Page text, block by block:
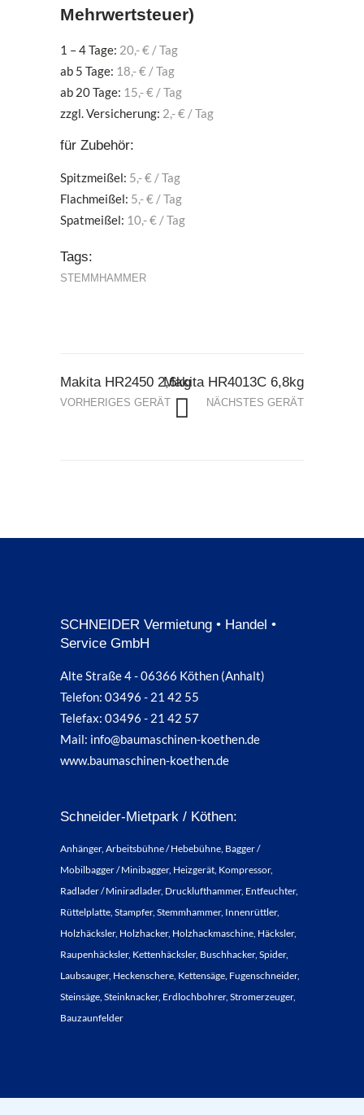
Mehrwertsteuer)
1 – 4 Tage: 20,- € / Tag
ab 5 Tage: 18,- € / Tag
ab 20 Tage: 15,- € / Tag
zzgl. Versicherung: 2,- € / Tag
für Zubehör:
Spitzmeißel: 5,- € / Tag
Flachmeißel: 5,- € / Tag
Spatmeißel: 10,- € / Tag
Tags:
STEMMHAMMER
Makita HR2450 2,6kg
VORHERIGES GERÄT
Makita HR4013C 6,8kg
NÄCHSTES GERÄT
SCHNEIDER Vermietung • Handel •
Service GmbH
Alte Straße 4 - 06366 Köthen (Anhalt)
Telefon: 03496 - 21 42 55
Telefax: 03496 - 21 42 57
Mail: info@baumaschinen-koethen.de
www.baumaschinen-koethen.de
Schneider-Mietpark / Köthen:
Anhänger, Arbeitsbühne / Hebebühne, Bagger /
Mobilbagger / Minibagger, Heizgerät, Kompressor,
Radlader / Miniradlader, Drucklufthammer, Entfeuchter,
Rüttelplatte, Stampfer, Stemmhammer, Innenrüttler,
Holzhäcksler, Holzhacker, Holzhackmaschine, Häcksler,
Raupenhäcksler, Kettenhäcksler, Buschhacker, Spider,
Laubsauger, Heckenschere, Kettensäge, Fugenschneider,
Steinsäge, Steinknacker, Erdlochbohrer, Stromerzeuger,
Bauzaunfelder